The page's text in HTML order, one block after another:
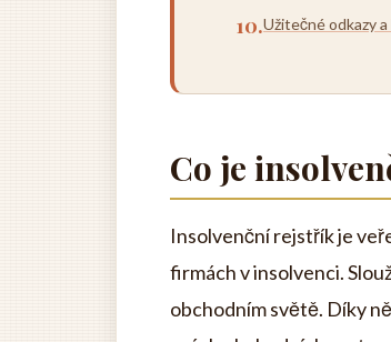
Užitečné odkazy
Co je
Insolvenční rejstřík je
firmách v insolvenci.
obchodním světě. Díky